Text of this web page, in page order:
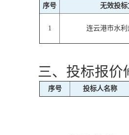
序号 无效投
1 连云港市水
三、投标报价
序号 投标人名称